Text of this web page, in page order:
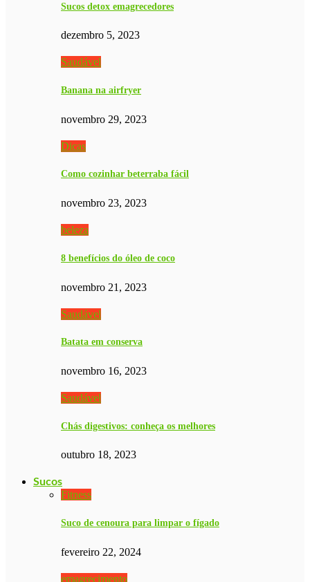
Sucos detox emagrecedores
dezembro 5, 2023
Saudável
Banana na airfryer
novembro 29, 2023
Dicas
Como cozinhar beterraba fácil
novembro 23, 2023
beleza
8 benefícios do óleo de coco
novembro 21, 2023
Saudável
Batata em conserva
novembro 16, 2023
Saudável
Chás digestivos: conheça os melhores
outubro 18, 2023
Sucos
Fitness
Suco de cenoura para limpar o fígado
fevereiro 22, 2024
emagrecimento